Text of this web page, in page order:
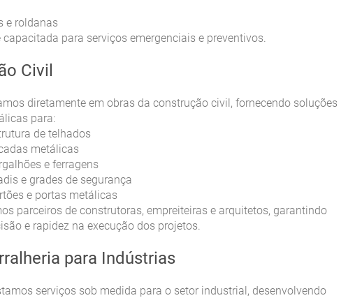
e roldanas
para serviços emergenciais e preventivos.
Civil
diretamente em obras da construção civil, fornecendo soluções
para:
de telhados
metálicas
e ferragens
e grades de segurança
e portas metálicas
parceiros de construtoras, empreiteiras e arquitetos, garantindo
e rapidez na execução dos projetos.
para Indústrias
serviços sob medida para o setor industrial, desenvolvendo